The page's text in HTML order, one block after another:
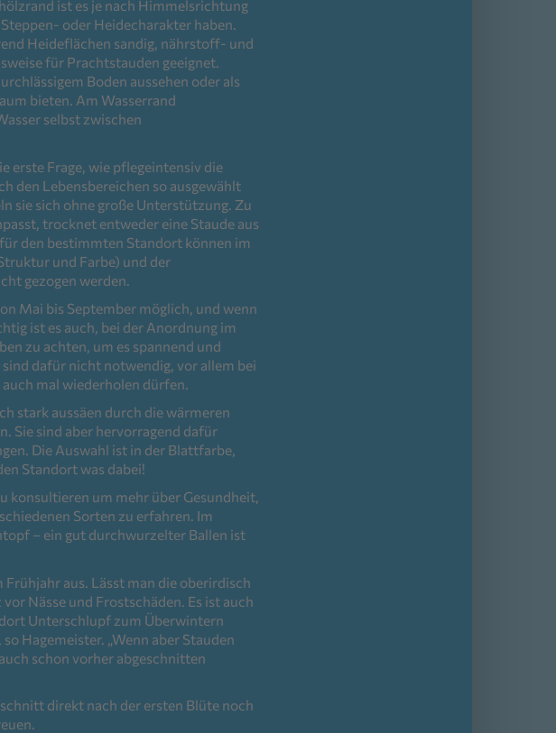
ist es je nach Himmelsrichtung
oder Heidecharakter haben.
Heideflächen sandig, nährstoff- und
für Prachtstauden geeignet.
Boden aussehen oder als
bieten. Am Wasserrand
selbst zwischen
erste Frage, wie pflegeintensiv die
den Lebensbereichen so ausgewählt
sie sich ohne große Unterstützung. Zu
trocknet entweder eine Staude aus
den bestimmten Standort können im
und Farbe) und der
gezogen werden.
Mai bis September möglich, und wenn
ist es auch, bei der Anordnung im
zu achten, um es spannend und
dafür nicht notwendig, vor allem bei
mal wiederholen dürfen.
stark aussäen durch die wärmeren
Sie sind aber hervorragend dafür
Die Auswahl ist in der Blattfarbe,
Standort was dabei!
konsultieren um mehr über Gesundheit,
Sorten zu erfahren. Im
– ein gut durchwurzelter Ballen ist
aus. Lässt man die oberirdisch
Nässe und Frostschäden. Es ist auch
Unterschlupf zum Überwintern
Hagemeister. „Wenn aber Stauden
schon vorher abgeschnitten
direkt nach der ersten Blüte noch